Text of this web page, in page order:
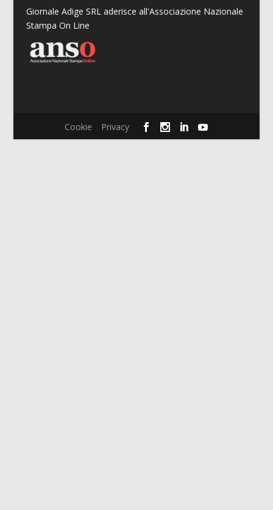
Giornale Adige SRL aderisce all'Associazione Nazionale
Stampa On Line
Cookie Privacy